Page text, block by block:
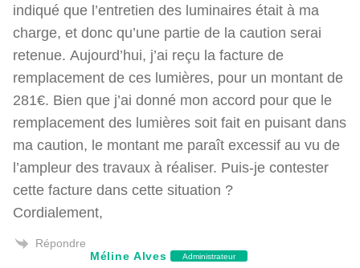
indiqué que l’entretien des luminaires était à ma
charge, et donc qu’une partie de la caution serai
retenue. Aujourd’hui, j’ai reçu la facture de
remplacement de ces lumières, pour un montant de
281€. Bien que j’ai donné mon accord pour que le
remplacement des lumières soit fait en puisant dans
ma caution, le montant me paraît excessif au vu de
l’ampleur des travaux à réaliser. Puis-je contester
cette facture dans cette situation ?
Cordialement,
Répondre
Méline Alves
Administrateur